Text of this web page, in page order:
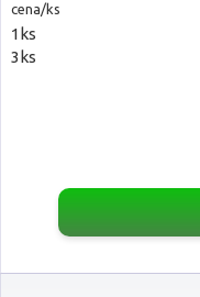
cena/ks
1ks
3ks